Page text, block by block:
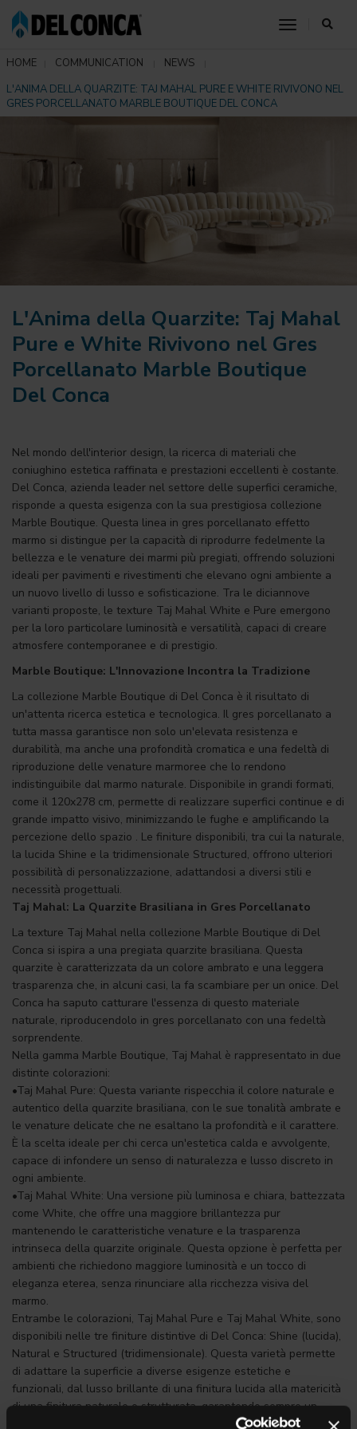
toggle
HOME COMMUNICATION
NEWS
L'ANIMA DELLA QUARZITE: TAJ MAHAL PURE E WHITE RIVIVONO NEL
GRES PORCELLANATO MARBLE BOUTIQUE DEL CONCA
L'Anima della Quarzite: Taj Mahal
Pure e White Rivivono nel Gres
Porcellanato Marble Boutique
Del Conca
Nel mondo dell'interior design, la ricerca di materiali che
coniughino estetica raffinata e prestazioni eccellenti è costante.
Del Conca, azienda leader nel settore delle superfici ceramiche,
risponde a questa esigenza con la sua prestigiosa collezione
Marble Boutique. Questa linea in gres porcellanato effetto
marmo si distingue per la capacità di riprodurre fedelmente la
bellezza e le venature dei marmi più pregiati, offrendo soluzioni
ideali per pavimenti e rivestimenti che elevano ogni ambiente a
un nuovo livello di lusso e sofisticazione. Tra le diciannove
varianti proposte, le texture Taj Mahal White e Pure emergono
per la loro particolare luminosità e versatilità, capaci di creare
atmosfere contemporanee e di prestigio.
Marble Boutique: L'Innovazione Incontra la Tradizione
La collezione Marble Boutique di Del Conca è il risultato di
un'attenta ricerca estetica e tecnologica. Il gres porcellanato a
tutta massa garantisce non solo un'elevata resistenza e
durabilità, ma anche una profondità cromatica e una fedeltà di
riproduzione delle venature marmoree che lo rendono
indistinguibile dal marmo naturale. Disponibile in grandi formati,
come il 120x278 cm, permette di realizzare superfici continue e di
grande impatto visivo, minimizzando le fughe e amplificando la
percezione dello spazio . Le finiture disponibili, tra cui la naturale,
la lucida Shine e la tridimensionale Structured, offrono ulteriori
possibilità di personalizzazione, adattandosi a diversi stili e
necessità progettuali.
Taj Mahal: La Quarzite Brasiliana in Gres Porcellanato
La texture Taj Mahal nella collezione Marble Boutique di Del
Conca si ispira a una pregiata quarzite brasiliana. Questa
quarzite è caratterizzata da un colore ambrato e una leggera
trasparenza che, in alcuni casi, la fa scambiare per un onice. Del
Conca ha saputo catturare l'essenza di questo materiale
naturale, riproducendolo in gres porcellanato con una fedeltà
sorprendente.
Nella gamma Marble Boutique, Taj Mahal è rappresentato in due
distinte colorazioni:
•Taj Mahal Pure: Questa variante rispecchia il colore naturale e
autentico della quarzite brasiliana, con le sue tonalità ambrate e
le venature delicate che ne esaltano la profondità e il carattere.
È la scelta ideale per chi cerca un'estetica calda e avvolgente,
capace di infondere un senso di naturalezza e lusso discreto in
ogni ambiente.
•Taj Mahal White: Una versione più luminosa e chiara, battezzata
come White, che offre una maggiore brillantezza pur
mantenendo le caratteristiche venature e la trasparenza
intrinseca della quarzite originale. Questa opzione è perfetta per
ambienti che richiedono maggiore luminosità e un tocco di
eleganza eterea, senza rinunciare alla ricchezza visiva del
marmo.
Entrambe le colorazioni, Taj Mahal Pure e Taj Mahal White, sono
disponibili nelle tre finiture distintive di Del Conca: Shine (lucida),
Natural e Structured (tridimensionale). Questa varietà permette
di adattare la superficie a diverse esigenze estetiche e
funzionali, dal lusso brillante di una finitura lucida alla matericità
di una finitura naturale o strutturata, garantendo sempre un
risultato di grande impatto e versatilità progettuale.